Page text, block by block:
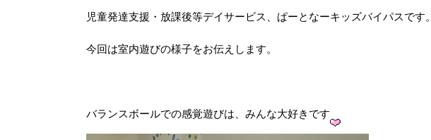
児童発達支援・放課後等デイサービス、ぱーとなーキッズバイパスです。
今回は室内遊びの様子をお伝えします。
バランスボールでの感覚遊びは、みんな大好きです